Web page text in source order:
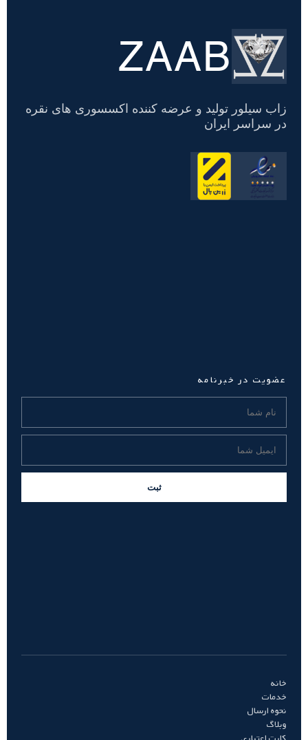
تسویه
حساب
ZAAB
زاب سیلور تولید و عرضه کننده اکسسوری های نقره
در سراسر ایران
عضویت در خبرنامه
ثبت
خانه
خدمات
نحوه ارسال
وبلاگ